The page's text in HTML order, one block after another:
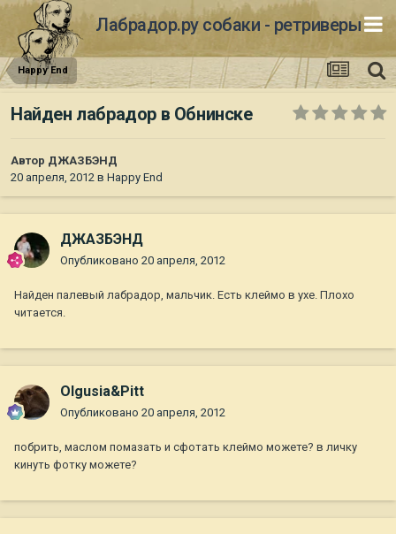
Лабрадор.ру собаки - ретриверы
Happy End
Найден лабрадор в Обнинске
Автор ДЖАЗБЭНД
20 апреля, 2012 в Happy End
ДЖАЗБЭНД
Опубликовано 20 апреля, 2012
Найден палевый лабрадор, мальчик. Есть клеймо в ухе. Плохо
читается.
Olgusia&Pitt
Опубликовано 20 апреля, 2012
побрить, маслом помазать и сфотать клеймо можете? в личку
кинуть фотку можете?